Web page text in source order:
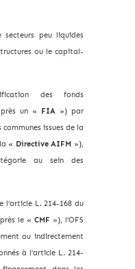
secteurs peu liquides
ou le capital-
des fonds
un «
FIA ») par
issues de la
« Directive AIFM »),
au sein des
L. 214-168 du
le « CMF »), l’OFS
ou indirectement
à l’article L. 214-